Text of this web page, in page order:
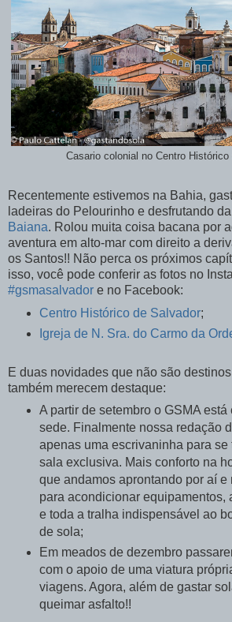
Casario colonial no Centro Histórico
Recentemente estivemos na Bahia,
ladeiras do Pelourinho e desfrutando da
Baiana. Rolou muita coisa bacana por
aventura em alto-mar com direito a
os Santos!! Não perca os próximos
isso, você pode conferir as fotos no
#gsmasalvador e no Facebook:
Centro Histórico de Salvador;
Igreja de N. Sra. do Carmo da
E duas novidades que não são
também merecem destaque:
A partir de setembro o GSMA está
sede. Finalmente nossa redação
apenas uma escrivaninha para se
sala exclusiva. Mais conforto na
que andamos aprontando por aí e
para acondicionar equipamentos,
e toda a tralha indispensável ao
de sola;
Em meados de dezembro
com o apoio de uma viatura
viagens. Agora, além de gastar
queimar asfalto!!